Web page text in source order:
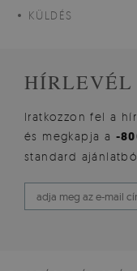
KÜLDÉS
HÍRLEVÉL
Iratkozzon fel a
és megkapja a -
standard